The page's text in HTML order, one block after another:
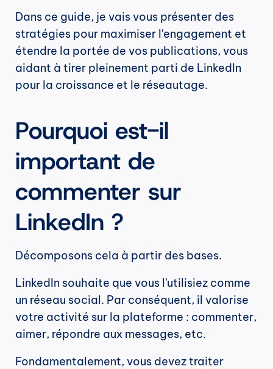
Dans ce guide, je vais vous présenter des
stratégies pour maximiser l'engagement et
étendre la portée de vos publications, vous
aidant à tirer pleinement parti de LinkedIn
pour la croissance et le réseautage.
Pourquoi est-il
important de
commenter sur
LinkedIn ?
Décomposons cela à partir des bases.
LinkedIn souhaite que vous l'utilisiez comme
un réseau social. Par conséquent, il valorise
votre activité sur la plateforme : commenter,
aimer, répondre aux messages, etc.
Fondamentalement, vous devez traiter